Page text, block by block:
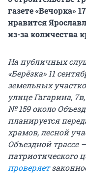
газете «Вечорка»
нравится
из-за количества
На публичных
«Берёзка» 11
земельных
улице Гагарина,
№ 159 около
планируется
храмов, лесной
Объездной трассе
патриотического
проверяет